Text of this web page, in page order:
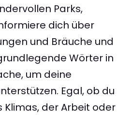
Parks,
dich über
und Bräuche und
Wörter in
um deine
Egal, ob du
Klimas, der Arbeit oder